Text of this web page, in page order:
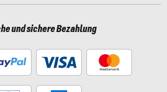
und sichere Bezahlung